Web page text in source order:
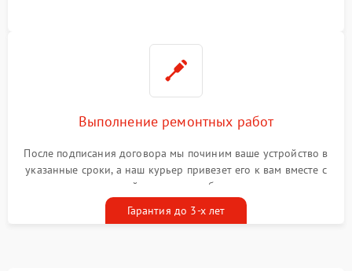
Выполнение ремонтных работ
После подписания договора мы починим ваше устройство в
указанные сроки, а наш курьер привезет его к вам вместе с
гарантийным талоном бесплатно
Гарантия до 3-х лет